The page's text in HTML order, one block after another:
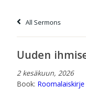
All Sermons
Uuden
2 kesäkuun, 2026
Book: Roomalaiskirje